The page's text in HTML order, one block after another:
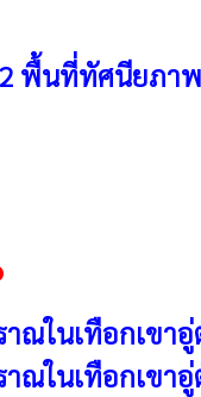
พื้นที่ทัศนียภาพ
าณในเทือกเข
ณในเทือกเขา